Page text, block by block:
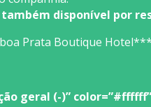
disponível por
Prata Boutique
geral (-)”